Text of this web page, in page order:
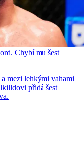
Chybí mu šest
mezi lehkými vahami
přidá šest